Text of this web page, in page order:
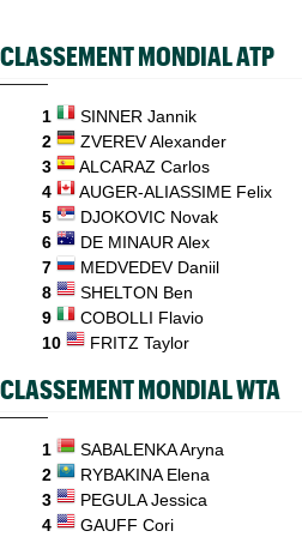
ATP - Montréal
ATP - Montréal
Daniil Medvedev après son échec :
CLASSEMENT MONDIAL ATP
1 SINNER Jannik
2
ZVEREV Alexander
3
ALCARAZ Carlos
4
AUGER-ALIASSIME Felix
5
DJOKOVIC Novak
6
DE MINAUR Alex
7
MEDVEDEV Daniil
8
SHELTON Ben
9
COBOLLI Flavio
10
FRITZ Taylor
CLASSEMENT MONDIAL WTA
1 SABALENKA Aryna
2
RYBAKINA Elena
3
PEGULA Jessica
4
GAUFF Cori